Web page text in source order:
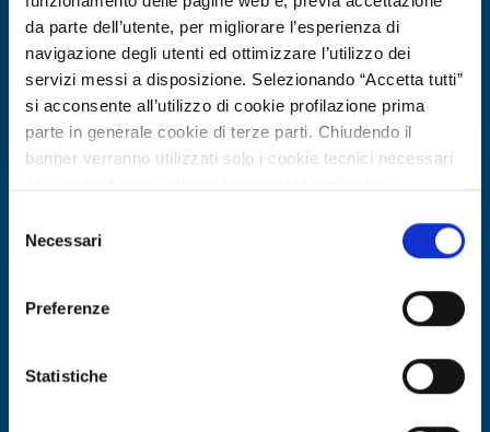
da parte dell’utente, per migliorare l’esperienza di
navigazione degli utenti ed ottimizzare l’utilizzo dei
servizi messi a disposizione. Selezionando “Accetta tutti”
si acconsente all’utilizzo di cookie profilazione prima
parte in generale cookie di terze parti. Chiudendo il
banner verranno utilizzati solo i cookie tecnici necessari
Per conoscere i dettagli, consulta la nostra cookie policy.
https://www.openinnovation.regione.lombardia.it/it/co
https://www.openinnovation.regione.lombardia.it/it/pr
delNecessari
Preferenze
Statistiche
Offerta di tecnologia
Università tedesca offre in licenza
ugello innovativo per navi in
ID EEN: TODE20260429005